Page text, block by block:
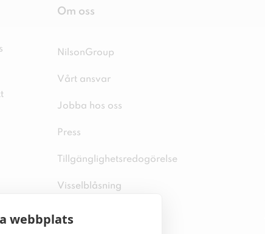
webbplats
Om oss
NilsonGroup
Vårt ansvar
Jobba hos oss
Press
Tillgänglighetsredogörelse
Visselblåsning